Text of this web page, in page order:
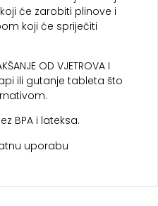
će zarobiti plinove i
koji će spriječiti
OD VJETROVA I
ili gutanje tableta što
BPA i lateksa.
uporabu